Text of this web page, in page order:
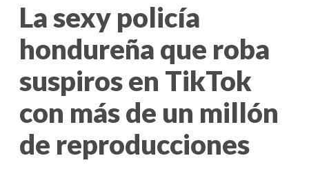
La sexy policía
hondureña que roba
suspiros en TikTok
con más de un millón
de reproducciones